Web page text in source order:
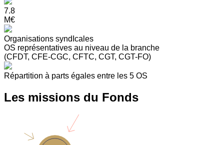
7.8
M€
Organisations syndIcales
OS représentatives au niveau de la branche
(CFDT, CFE-CGC, CFTC, CGT, CGT-FO)
Répartition à parts égales entre les 5 OS
Les missions du Fonds